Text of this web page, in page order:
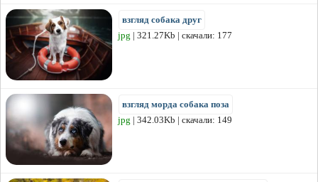
взгляд собака друг
jpg | 321.27Kb | скачали: 177
взгляд морда собака поза
jpg | 342.03Kb | скачали: 149